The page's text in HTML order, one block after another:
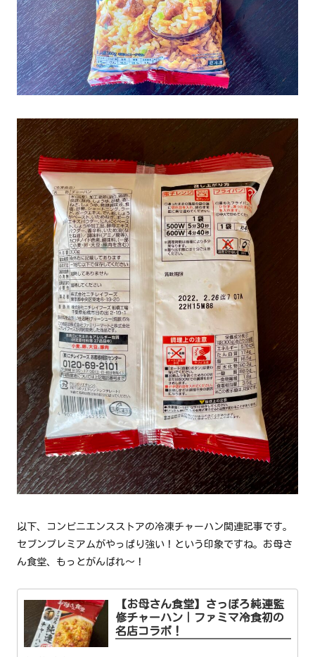
以下、コンビニエンスストアの冷凍チャーハン関連記事です。
セブンプレミアムがやっぱり強い！という印象ですね。お母さ
ん食堂、もっとがんばれ〜！
【お母さん食堂】さっぽろ純連監
修チャーハン｜ファミマ冷食初の
名店コラボ！